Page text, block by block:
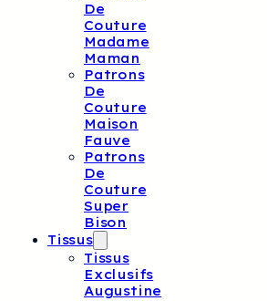
De
Couture
Madame
Maman
Patrons
De
Couture
Maison
Fauve
Patrons
De
Couture
Super
Bison
Tissus
Tissus
Exclusifs
Augustine